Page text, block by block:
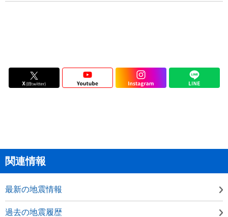
関連情報
最新の地震情報
過去の地震履歴